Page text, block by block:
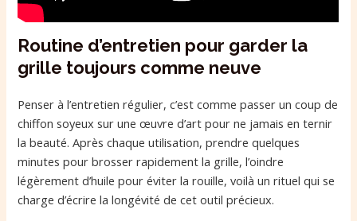
Routine d’entretien pour garder la
grille toujours comme neuve
Penser à l’entretien régulier, c’est comme passer un coup de
chiffon soyeux sur une œuvre d’art pour ne jamais en ternir
la beauté. Après chaque utilisation, prendre quelques
minutes pour brosser rapidement la grille, l’oindre
légèrement d’huile pour éviter la rouille, voilà un rituel qui se
charge d’écrire la longévité de cet outil précieux.